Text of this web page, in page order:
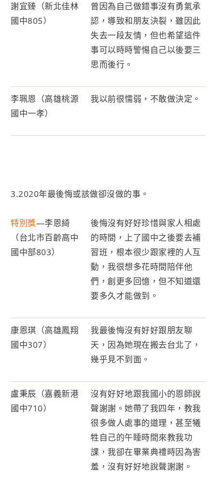
謝宜臻（新北佳林
國中805）
曾因為自己做錯事沒有勇氣承
認，導致和朋友決裂，雖因此
失去一段友情，但也希望這件
事可以時時警惕自己以後要三
思而後行。
李珮恩（高雄桃源
國中一孝）
我以前很懦弱，不敢做決定。
3.2020年最後悔或該做卻沒做的事。
特別獎—李恩綺
（台北市百齡高中
國中部803）
後悔沒有好好珍惜與家人相處
的時間，上了國中之後要去補
習班，根本很少跟家裡的人互
動，我很想多花時間陪伴他
們，創更多回憶，但不知道還
要多久才能做到。
康恩琪（高雄鳳翔
國中307）
我最後悔沒有好好跟朋友聊
天，因為她現在搬去台北了，
幾乎見不到面。
盧秉辰（嘉義新港
國中710）
沒有好好地跟我國小的恩師說
聲謝謝。她帶了我四年，教我
很多做人處事的道理，甚至犧
牲自己的午睡時間來教我功
課，我卻在畢業典禮時因為害
羞，沒有好好地說聲謝謝。